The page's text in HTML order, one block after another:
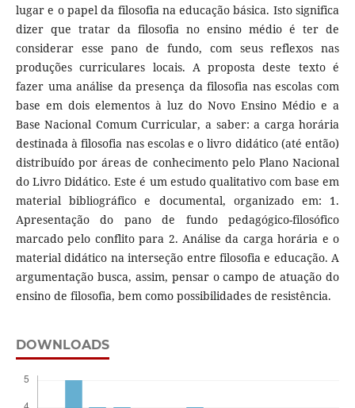
lugar e o papel da filosofia na educação básica. Isto significa
dizer que tratar da filosofia no ensino médio é ter de
considerar esse pano de fundo, com seus reflexos nas
produções curriculares locais. A proposta deste texto é
fazer uma análise da presença da filosofia nas escolas com
base em dois elementos à luz do Novo Ensino Médio e a
Base Nacional Comum Curricular, a saber: a carga horária
destinada à filosofia nas escolas e o livro didático (até então)
distribuído por áreas de conhecimento pelo Plano Nacional
do Livro Didático. Este é um estudo qualitativo com base em
material bibliográfico e documental, organizado em: 1.
Apresentação do pano de fundo pedagógico-filosófico
marcado pelo conflito para 2. Análise da carga horária e o
material didático na interseção entre filosofia e educação. A
argumentação busca, assim, pensar o campo de atuação do
ensino de filosofia, bem como possibilidades de resistência.
DOWNLOADS